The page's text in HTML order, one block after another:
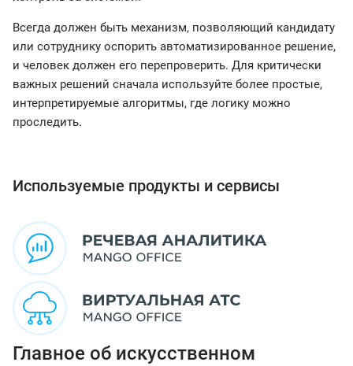
Всегда должен быть механизм, позволяющий кандидату
или сотруднику оспорить автоматизированное решение,
и человек должен его перепроверить. Для критически
важных решений сначала используйте более простые,
интерпретируемые алгоритмы, где логику можно
проследить.
Используемые продукты и сервисы
Главное об искусственном